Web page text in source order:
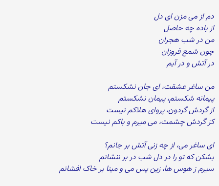
دم از می مزن ای دل
از باده چه حاصل
من در شب هجران
چون شمع فروزان
در آتش و در آبم
من ساغر عشقت، ای جان نشکستم
پیمانه شکستم، پیمان نشکستم
از گردش گردون، پروای هلاکم نیست
کز گردش چشمت، می میرم و باکم نیست
ای ساغر می، از چه زنی آتش بر جانم؟
بشکن که تو را در دل شب در بر ننشانم
سیرم ز هوس ها، زین پس می و مینا بر خاک افشانم